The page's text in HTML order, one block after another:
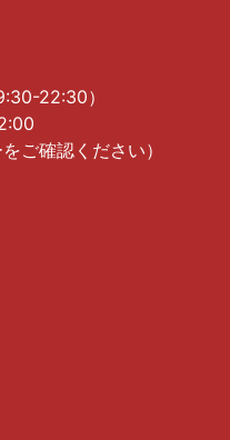
22:30）
ご確認ください）